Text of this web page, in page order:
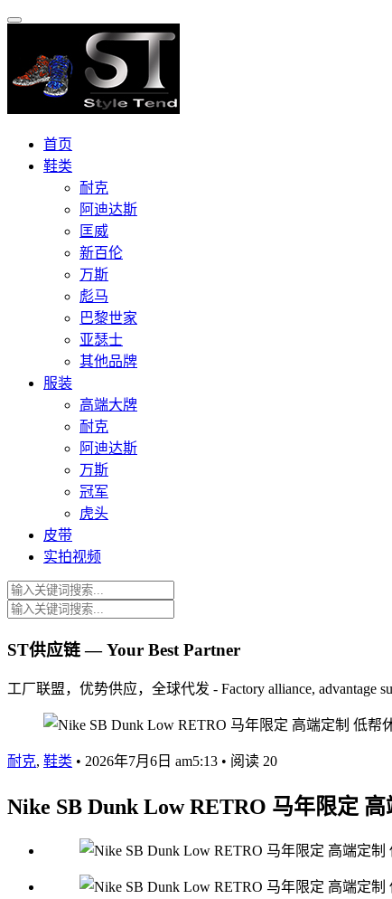
首页
鞋类
耐克
阿迪达斯
匡威
新百伦
万斯
彪马
巴黎世家
亚瑟士
其他品牌
服装
高端大牌
耐克
阿迪达斯
万斯
冠军
虎头
皮带
实拍视频
ST供应链 — Your Best Partner
工厂联盟，优势供应，全球代发 - Factory alliance, advantage
耐克, 鞋类 • 2026年7月6日 am5:13 • 阅读 20
Nike SB Dunk Low RETRO 马年限定